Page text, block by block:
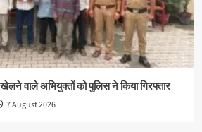
वाले अभियुक्तों को पुलिस ने किया गिरफ्तार
7 August 2026